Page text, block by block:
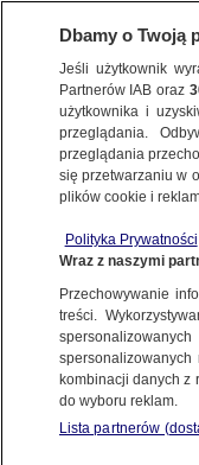
TRÓJMIASTO
pasjonat
lepiej wezwać
15.03.2023, 15:23
Udostępnij
Dbamy o Twoją
Jeśli użytkownik
Partnerów IAB oraz
użytkownika i
przeglądania.
przeglądania
się przetwarzaniu w
plików cookie i
Polityka Prywatności
Wraz z naszymi
Przechowywanie
treści.
kombinacji danych z
do wyboru reklam.
Lista partnerów